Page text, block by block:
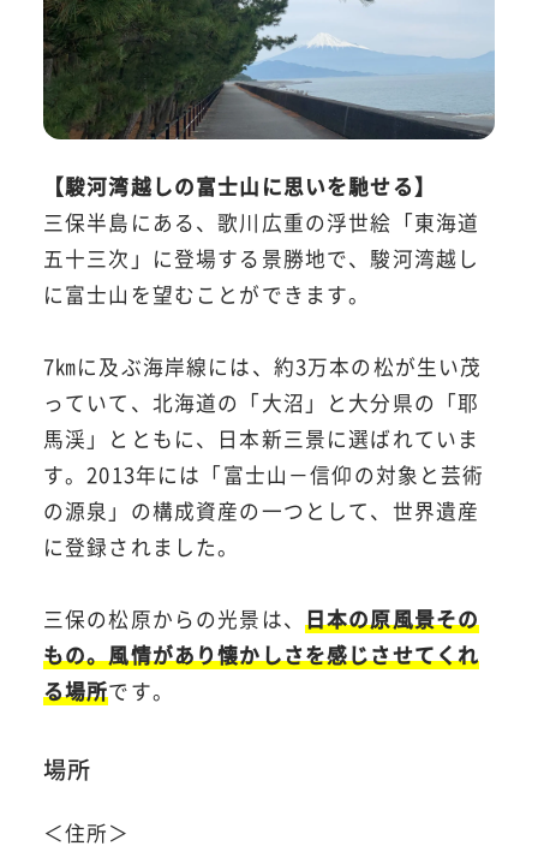
【駿河湾越しの富士山に思いを馳せる】
三保半島にある、歌川広重の浮世絵「東海道
五十三次」に登場する景勝地で、駿河湾越し
に富士山を望むことができます。
7㎞に及ぶ海岸線には、約3万本の松が生い茂
っていて、北海道の「大沼」と大分県の「耶
馬渓」とともに、日本新三景に選ばれていま
す。2013年には「富士山－信仰の対象と芸術
の源泉」の構成資産の一つとして、世界遺産
に登録されました。
三保の松原からの光景は、 日本の原風景その
もの。風情があり懐かしさを感じさせてくれ
る場所です。
場所
＜住所＞